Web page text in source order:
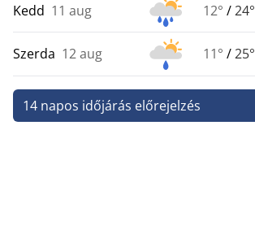
Kedd 11 aug 12° /24°
Szerda 12 aug 11° /25°
14 napos időjárás előrejelzés